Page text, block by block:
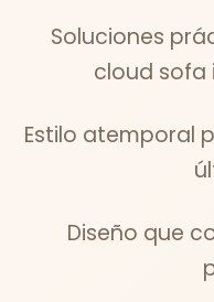
Soluciones
cloud sofa
Estilo atemporal
Diseño que